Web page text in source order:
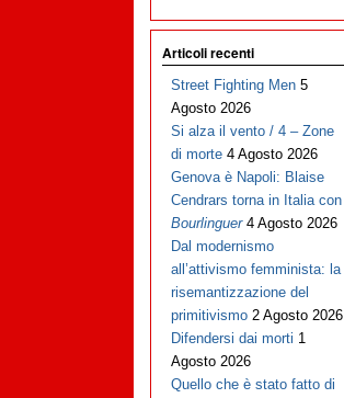
Articoli recenti
Street Fighting Men 5
Agosto 2026
Si alza il vento / 4 – Zone
di morte 4 Agosto 2026
Genova è Napoli: Blaise
Cendrars torna in Italia con
Bourlinguer 4 Agosto 2026
Dal modernismo
all’attivismo femminista: la
risemantizzazione del
primitivismo 2 Agosto 2026
Difendersi dai morti 1
Agosto 2026
Quello che è stato fatto di